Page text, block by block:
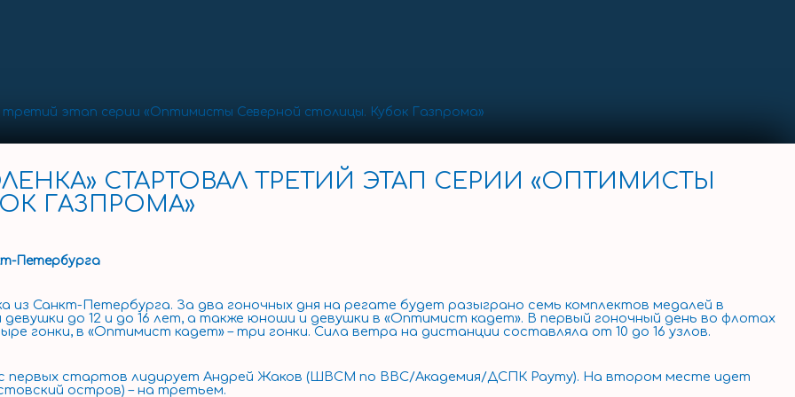
этап серии «Оптимисты Северной столицы. Кубок Газпрома»
СТАРТОВАЛ ТРЕТИЙ ЭТАП СЕРИИ «ОПТИМИСТЫ
ГАЗПРОМА»
Петербурга
из Санкт-Петербурга. За два гоночных дня на регате будет разыграно семь комплектов медалей в
до 12 и до 16 лет, а также юноши и девушки в «Оптимист кадет». В первый гоночный день во флотах
гонки, в «Оптимист кадет» – три гонки. Сила ветра на дистанции составляла от 10 до 16 узлов.
первых стартов лидирует Андрей Жаков (ШВСМ по ВВС/Академия/ДСПК Рауту). На втором месте идет
остров) – на третьем.